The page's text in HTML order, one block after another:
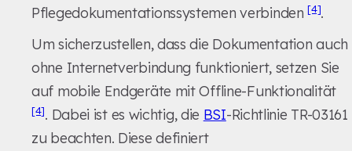
Pflegedokumentationssystemen verbinden[4].
Um sicherzustellen, dass die Dokumentation auch
ohne Internetverbindung funktioniert, setzen Sie
auf mobile Endgeräte mit Offline-Funktionalität
[4]. Dabei ist es wichtig, die BSI-Richtlinie TR-03161
zu beachten. Diese definiert